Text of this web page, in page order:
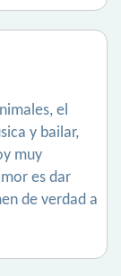
el
y bailar,
muy
es dar
de verdad a